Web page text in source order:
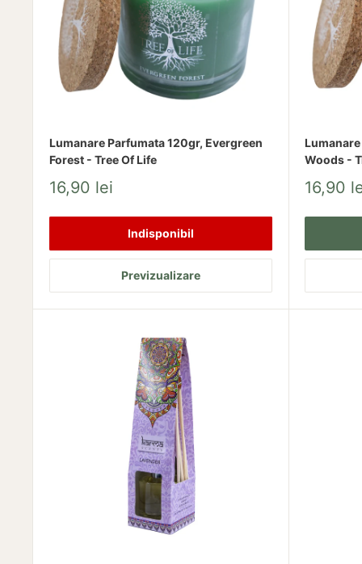
Explorează colecțiaAromaterapie și Zen și
Lumanare Parfumata 120gr, Evergreen
Forest - Tree Of Life
Pret
redus
16,90 lei
Indisponibil
Previzualizare
Woods -
Pret
redus
16,90